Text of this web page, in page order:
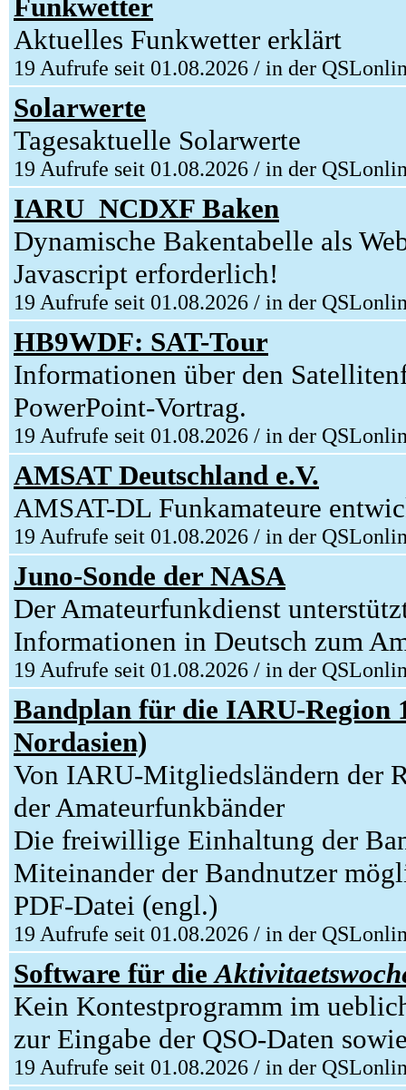
Funkwetter
Aktuelles Funkwetter erklärt
19 Aufrufe seit 01.08.2026 / in der
Solarwerte
Tagesaktuelle Solarwerte
19 Aufrufe seit 01.08.2026 / in der
IARU_NCDXF Baken
Dynamische Bakentabelle als
Javascript erforderlich!
19 Aufrufe seit 01.08.2026 / in der
HB9WDF: SAT-Tour
Informationen über den
PowerPoint-Vortrag.
19 Aufrufe seit 01.08.2026 / in der
AMSAT Deutschland e.V.
AMSAT-DL Funkamateure
19 Aufrufe seit 01.08.2026 / in der
Juno-Sonde der NASA
Der Amateurfunkdienst
Informationen in Deutsch zum
19 Aufrufe seit 01.08.2026 / in der
Bandplan für die IARU-Region
Nordasien)
Von IARU-Mitgliedsländern der
der Amateurfunkbänder
Die freiwillige Einhaltung der
Miteinander der Bandnutzer
PDF-Datei (engl.)
19 Aufrufe seit 01.08.2026 / in der
Software für die
Kein Kontestprogramm im
zur Eingabe der QSO-Daten
19 Aufrufe seit 01.08.2026 / in der